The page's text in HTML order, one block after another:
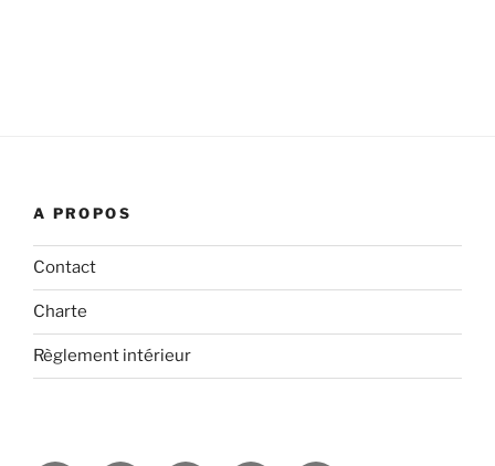
A PROPOS
Contact
Charte
Règlement intérieur